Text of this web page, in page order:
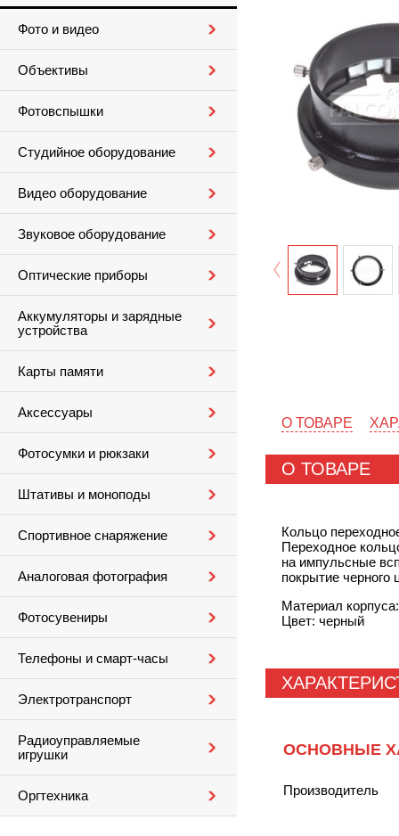
Фото и видео
Объективы
Фотовспышки
Студийное оборудование
Видео оборудование
Звуковое оборудование
Оптические приборы
Аккумуляторы и зарядные
устройства
Карты памяти
Аксессуары
Фотосумки и рюкзаки
Штативы и моноподы
Спортивное снаряжение
Аналоговая фотография
Фотосувениры
Телефоны и смарт-часы
Электротранспорт
Радиоуправляемые
игрушки
Оргтехника
О ТОВАРЕ
О ТОВАРЕ
Кольцо
Переходное
на импульсные
покрытие черного
Материал
Цвет: черный
ОСНОВНЫЕ
Производитель